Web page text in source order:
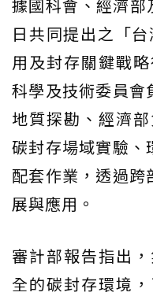
據國科會、經濟
日共同提出之「
用及封存關鍵戰
科學及技術委員會
地質探勘、經濟
碳封存場域實驗、
配套作業，透過跨
展與應用。
審計部報告指出
全的碳封存環境